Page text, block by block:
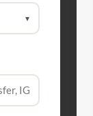
▾